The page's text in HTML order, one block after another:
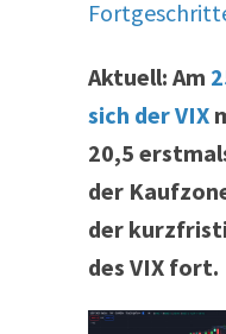
Aktuell: Am
sich der VIX
20,5
der
der
des VIX fort.